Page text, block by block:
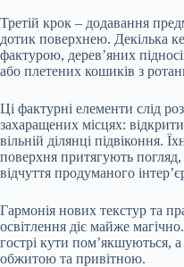
Третій крок – додавання
дотик поверхнею. Декілька
фактурою, дерев’яних
або плетених кошиків з
Ці фактурні елементи слід
захаращених місцях:
вільній ділянці підвіконня.
поверхня притягують
відчуття продуманого
Гармонія нових текстур та
освітлення діє майже
гострі кути пом’якшуються,
обжитою та привітною.